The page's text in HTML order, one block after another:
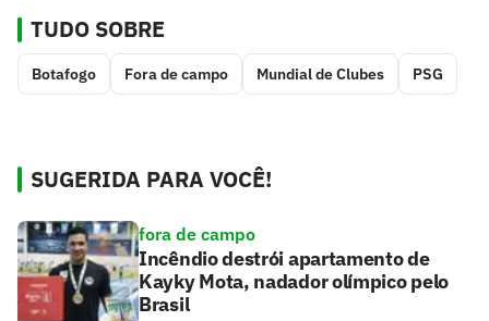
TUDO SOBRE
Botafogo Fora de campo Mundial de Clubes PSG
SUGERIDA PARA VOCÊ!
fora de campo
Incêndio destrói apartamento de
Kayky Mota, nadador olímpico pelo
Brasil